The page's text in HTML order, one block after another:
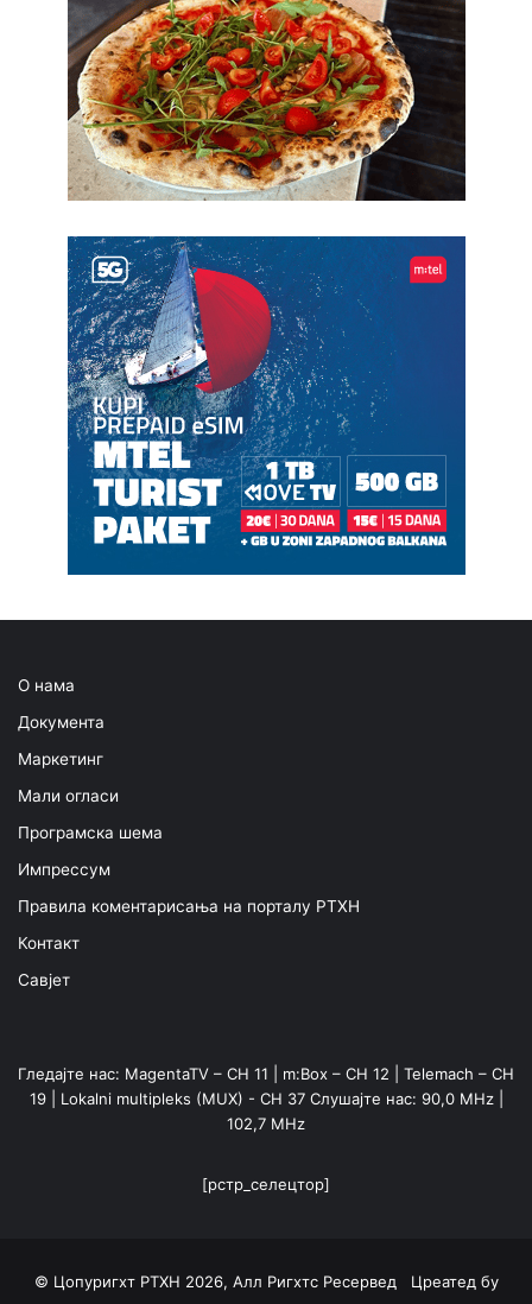
О нама
Документа
Маркетинг
Мали огласи
Програмска шема
Импрессум
Правила коментарисања на порталу РТХН
Контакт
Савјет
Гледајте нас: MagentaTV – CH 11 | m:Box – CH 12 | Telemach – CH
19 | Lokalni multipleks (MUX) - CH 37 Слушајте нас: 90,0 MHz |
102,7 MHz
[рстр_селецтор]
© Цопyригхт РТХН 2026, Алл Ригхтс Ресервед Цреатед бy